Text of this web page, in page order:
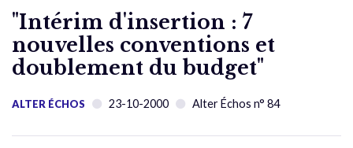
"Intérim d'insertion : 7
nouvelles conventions et
doublement du budget"
ALTER ÉCHOS 23-10-2000 Alter Échos n° 84